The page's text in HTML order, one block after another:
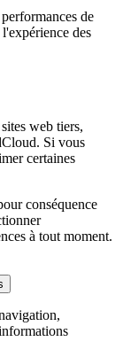
de
des
web tiers,
Si vous
certaines
conséquence
à tout moment.